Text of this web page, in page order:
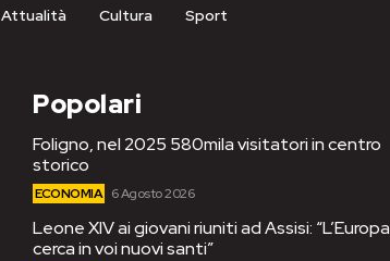
Attualità Cultura Sport
Popolari
Foligno, nel 2025 580mila visitatori in centro
storico
ECONOMIA 6 Agosto 2026
Leone XIV ai giovani riuniti ad Assisi: “L’Europa
cerca in voi nuovi santi”